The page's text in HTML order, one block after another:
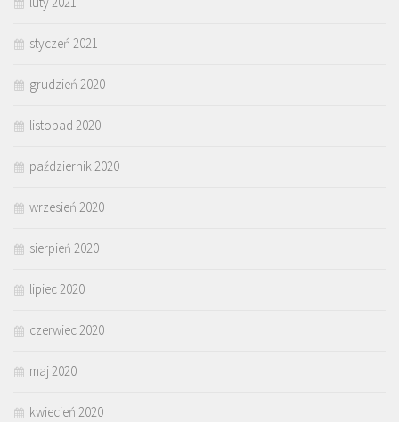
styczeń 2021
grudzień 2020
listopad 2020
październik 2020
wrzesień 2020
sierpień 2020
lipiec 2020
czerwiec 2020
maj 2020
kwiecień 2020